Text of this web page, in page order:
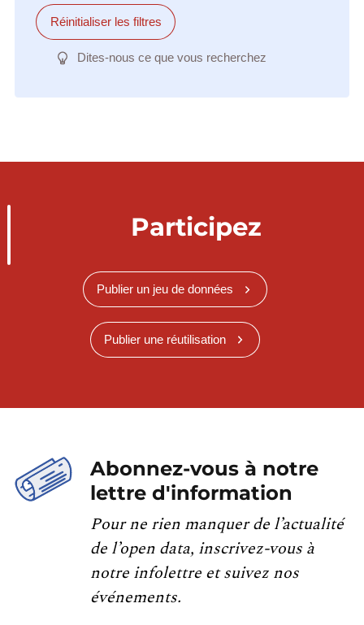
Réinitialiser les filtres
Dites-nous ce que vous recherchez
Participez
Publier un jeu de données
Publier une réutilisation
Abonnez-vous à notre
lettre d'information
Pour ne rien manquer de l’actualité
de l’open data, inscrivez-vous à
notre infolettre et suivez nos
événements.